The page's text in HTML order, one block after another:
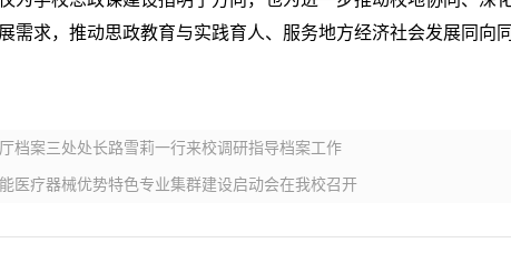
需求，推动思政教育与实践育人、服务地方经济社会发展同向同
档案三处处长路雪莉一行来校调研指导档案工作
医疗器械优势特色专业集群建设启动会在我校召开